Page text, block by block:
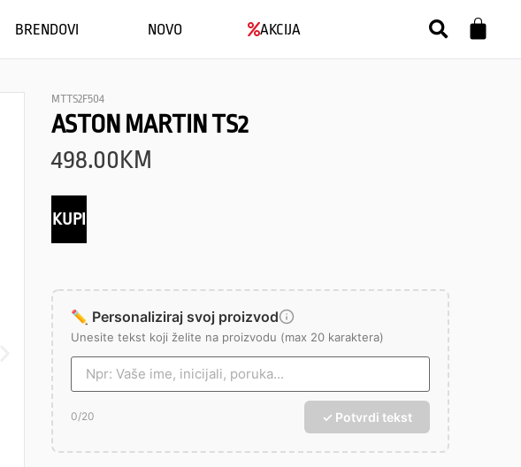
BRENDOVI NOVO AKCIJA
MTTS2F504
ASTON MARTIN TS2
498.00 KM
KUPI
✏️ Personaliziraj svoj proizvod
Unesite tekst koji želite na proizvodu (max 20 karaktera)
0/20 ✓ Potvrdi tekst